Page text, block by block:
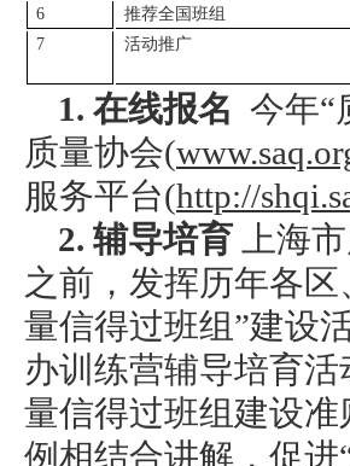
6
推荐全国班组
7
活动推广
1. 在线报名 今年“
质量协会(
服务平台(http://
2. 辅导培育 上海
之前，发挥历年各
量信得过班组”建设
办训练营辅导培育
量信得过班组建设准
例相结合讲解，促